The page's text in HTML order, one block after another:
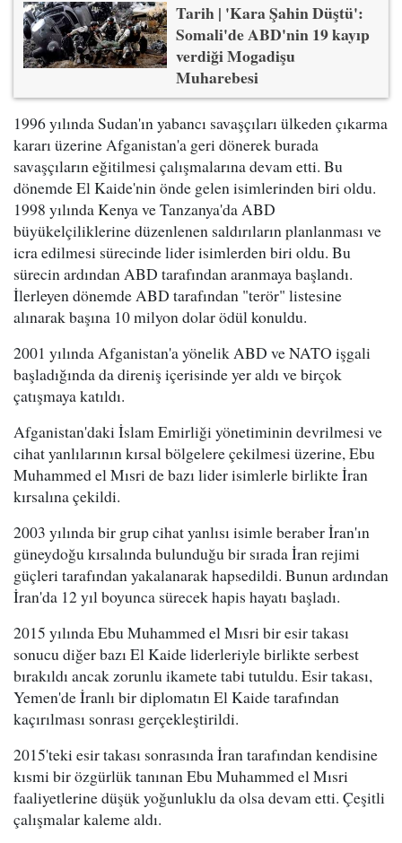
Tarih | 'Kara Şahin Düştü':
Somali'de ABD'nin 19 kayıp
verdiği Mogadişu
Muharebesi
1996 yılında Sudan'ın yabancı savaşçıları ülkeden çıkarma
kararı üzerine Afganistan'a geri dönerek burada
savaşçıların eğitilmesi çalışmalarına devam etti. Bu
dönemde El Kaide'nin önde gelen isimlerinden biri oldu.
1998 yılında Kenya ve Tanzanya'da ABD
büyükelçiliklerine düzenlenen saldırıların planlanması ve
icra edilmesi sürecinde lider isimlerden biri oldu. Bu
sürecin ardından ABD tarafından aranmaya başlandı.
İlerleyen dönemde ABD tarafından "terör" listesine
alınarak başına 10 milyon dolar ödül konuldu.
2001 yılında Afganistan'a yönelik ABD ve NATO işgali
başladığında da direniş içerisinde yer aldı ve birçok
çatışmaya katıldı.
Afganistan'daki İslam Emirliği yönetiminin devrilmesi ve
cihat yanlılarının kırsal bölgelere çekilmesi üzerine, Ebu
Muhammed el Mısri de bazı lider isimlerle birlikte İran
kırsalına çekildi.
2003 yılında bir grup cihat yanlısı isimle beraber İran'ın
güneydoğu kırsalında bulunduğu bir sırada İran rejimi
güçleri tarafından yakalanarak hapsedildi. Bunun ardından
İran'da 12 yıl boyunca sürecek hapis hayatı başladı.
2015 yılında Ebu Muhammed el Mısri bir esir takası
sonucu diğer bazı El Kaide liderleriyle birlikte serbest
bırakıldı ancak zorunlu ikamete tabi tutuldu. Esir takası,
Yemen'de İranlı bir diplomatın El Kaide tarafından
kaçırılması sonrası gerçekleştirildi.
2015'teki esir takası sonrasında İran tarafından kendisine
kısmi bir özgürlük tanınan Ebu Muhammed el Mısri
faaliyetlerine düşük yoğunluklu da olsa devam etti. Çeşitli
çalışmalar kaleme aldı.